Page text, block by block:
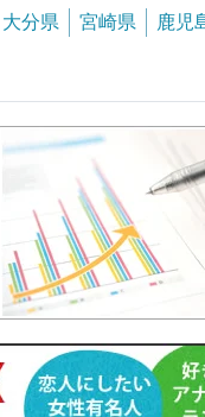
大分県 宮崎県
鹿児